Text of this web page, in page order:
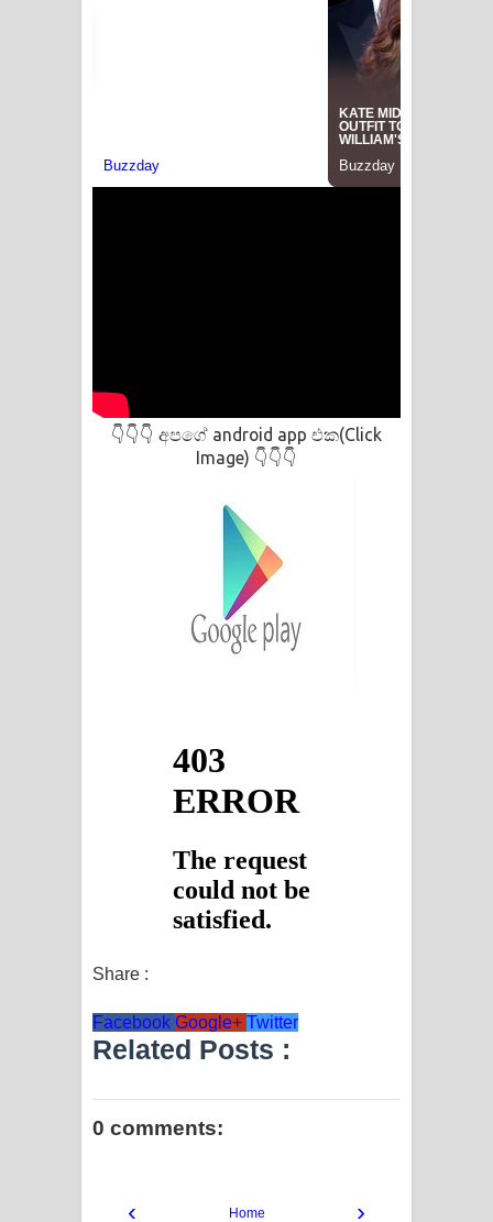
👇👇👇 අපගේ android app එක(Click
Image) 👇👇👇
Share :
Facebook Google+ Twitter
Related Posts :
0 comments:
‹ ›
Home